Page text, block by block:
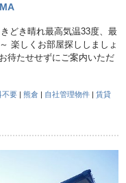
どき晴れ最高気温33度、最
楽しくお部屋探ししましょ
待たせせずにご案内いただ
不要 |熊倉 | 自社管理物件 |賃貸